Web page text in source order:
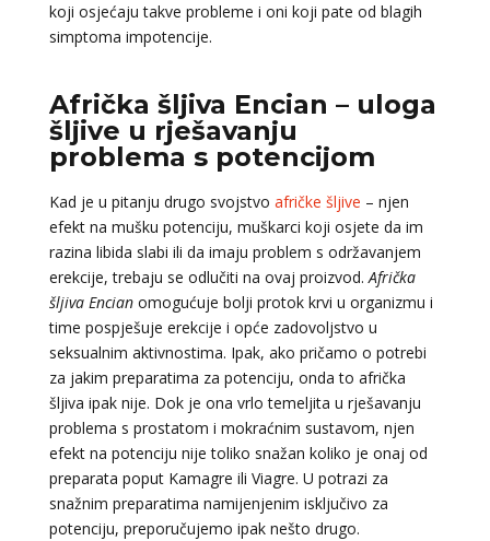
koji osjećaju takve probleme i oni koji pate od blagih
simptoma impotencije.
Afrička šljiva Encian – uloga
šljive u rješavanju
problema s potencijom
Kad je u pitanju drugo svojstvo afričke šljive – njen
efekt na mušku potenciju, muškarci koji osjete da im
razina libida slabi ili da imaju problem s održavanjem
erekcije, trebaju se odlučiti na ovaj proizvod.Afrička
šljiva Encianomogućuje bolji protok krvi u organizmu i
time pospješuje erekcije i opće zadovoljstvo u
seksualnim aktivnostima. Ipak, ako pričamo o potrebi
za jakim preparatima za potenciju, onda to afrička
šljiva ipak nije. Dok je ona vrlo temeljita u rješavanju
problema s prostatom i mokraćnim sustavom, njen
efekt na potenciju nije toliko snažan koliko je onaj od
preparata poput Kamagre ili Viagre. U potrazi za
snažnim preparatima namijenjenim isključivo za
potenciju, preporučujemo ipak nešto drugo.